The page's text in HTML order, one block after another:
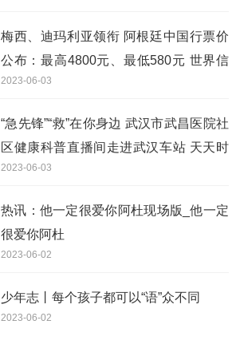
梅西、迪玛利亚领衔 阿根廷中国行票价
公布：最高4800元、最低580元 世界信
息
2023-06-03
“急先锋”“救”在你身边 武汉市武昌医院社
区健康科普直播间走进武汉车站 天天时
讯
2023-06-03
热讯：他一定很爱你阿杜现场版_他一定
很爱你阿杜
2023-06-02
少年志丨每个孩子都可以“语”众不同
2023-06-02